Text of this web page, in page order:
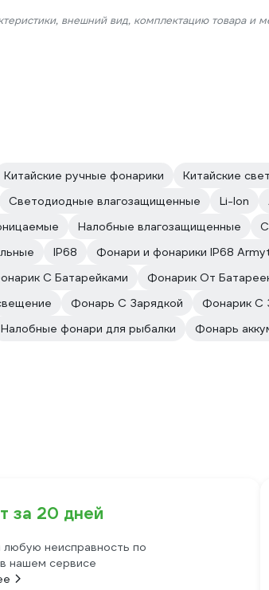
внешний вид, комплектацию товара и
Китайские ручные фонарики
Китайские
Светодиодные влагозащищенные Li-Ion
Налобные влагозащищенные
IP68
Фонари и фонарики IP68
С Батарейками
Фонарик От
Фонарь С Зарядкой
Фонарик С
Налобные фонари для рыбалки
Фонарь
за 20 дней
любую неисправность по
нашем сервисе